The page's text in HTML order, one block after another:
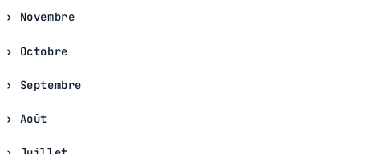
Novembre
Octobre
Septembre
Août